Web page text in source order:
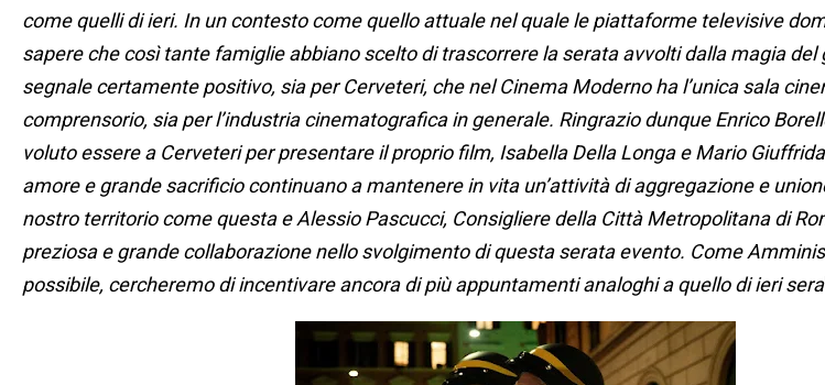
come quelli di ieri. In un contesto come quello attuale nel quale le piattaforme televisive
sapere che così tante famiglie abbiano scelto di trascorrere la serata avvolti dalla magia del
segnale certamente positivo, sia per Cerveteri, che nel Cinema Moderno ha l’unica sala
comprensorio, sia per l’industria cinematografica in generale. Ringrazio dunque Enrico
voluto essere a Cerveteri per presentare il proprio film, Isabella Della Longa e Mario
amore e grande sacrificio continuano a mantenere in vita un’attività di aggregazione e
nostro territorio come questa e Alessio Pascucci, Consigliere della Città Metropolitana di
preziosa e grande collaborazione nello svolgimento di questa serata evento. Come
possibile, cercheremo di incentivare ancora di più appuntamenti analoghi a quello di ieri sera